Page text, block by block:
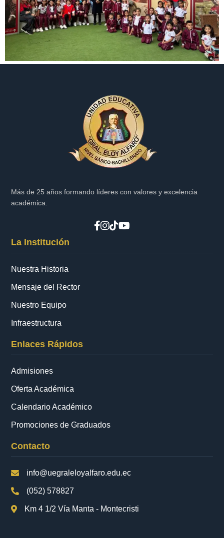
Más de 25 años formando líderes con valores y excelencia
académica.
La Institución
Nuestra Historia
Mensaje del Rector
Nuestro Equipo
Infraestructura
Enlaces Rápidos
Admisiones
Oferta Académica
Calendario Académico
Promociones de Graduados
Contacto
info@uegraleloyalfaro.edu.ec
(052) 578827
Km 4 1/2 Vía Manta - Montecristi